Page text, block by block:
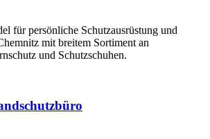
für persönliche Schutzausrüstung und
mit breitem Sortiment an
und Schutzschuhen.